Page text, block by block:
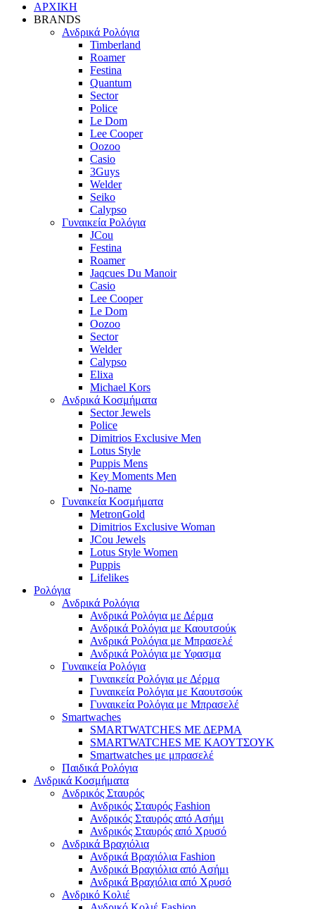
ΑΡΧΙΚΗ
BRANDS
Ανδρικά Ρολόγια
Timberland
Roamer
Festina
Quantum
Sector
Police
Le Dom
Lee Cooper
Oozoo
Casio
3Guys
Welder
Seiko
Calypso
Γυναικεία Ρολόγια
JCou
Festina
Roamer
Jaqcues Du Manoir
Casio
Lee Cooper
Le Dom
Oozoo
Sector
Welder
Calypso
Elixa
Michael Kors
Ανδρικά Κοσμήματα
Sector Jewels
Police
Dimitrios Exclusive Men
Lotus Style
Puppis Mens
Key Moments Men
No-name
Γυναικεία Κοσμήματα
MetronGold
Dimitrios Exclusive Woman
JCou Jewels
Lotus Style Women
Puppis
Lifelikes
Ρολόγια
Ανδρικά Ρολόγια
Ανδρικά Ρολόγια με Δέρμα
Ανδρικά Ρολόγια με Καουτσούκ
Ανδρικά Ρολόγια με Μπρασελέ
Ανδρικά Ρολόγια με Υφασμα
Γυναικεία Ρολόγια
Γυναικεία Ρολόγια με Δέρμα
Γυναικεία Ρολόγια με Καουτσούκ
Γυναικεία Ρολόγια με Μπρασελέ
Smartwaches
SMARTWATCHES ΜΕ ΔΕΡΜΑ
SMARTWATCHES ΜΕ ΚΑΟΥΤΣΟΥΚ
Smartwatches με μπρασελέ
Παιδικά Ρολόγια
Ανδρικά Κοσμήματα
Ανδρικός Σταυρός
Ανδρικός Σταυρός Fashion
Ανδρικός Σταυρός από Ασήμι
Ανδρικός Σταυρός από Χρυσό
Ανδρικά Βραχιόλια
Ανδρικά Βραχιόλια Fashion
Ανδρικά Βραχιόλια από Ασήμι
Ανδρικά Βραχιόλια από Χρυσό
Ανδρικό Κολιέ